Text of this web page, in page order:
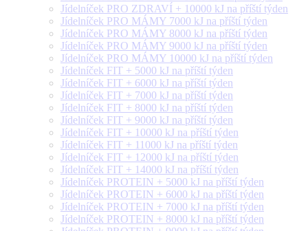
Jídelníček PRO ZDRAVÍ + 10000 kJ na příští týden
Jídelníček PRO MÁMY 7000 kJ na příští týden
Jídelníček PRO MÁMY 8000 kJ na příští týden
Jídelníček PRO MÁMY 9000 kJ na příští týden
Jídelníček PRO MÁMY 10000 kJ na příští týden
Jídelníček FIT + 5000 kJ na příští týden
Jídelníček FIT + 6000 kJ na příští týden
Jídelníček FIT + 7000 kJ na příští týden
Jídelníček FIT + 8000 kJ na příští týden
Jídelníček FIT + 9000 kJ na příští týden
Jídelníček FIT + 10000 kJ na příští týden
Jídelníček FIT + 11000 kJ na příští týden
Jídelníček FIT + 12000 kJ na příští týden
Jídelníček FIT + 14000 kJ na příští týden
Jídelníček PROTEIN + 5000 kJ na příští týden
Jídelníček PROTEIN + 6000 kJ na příští týden
Jídelníček PROTEIN + 7000 kJ na příští týden
Jídelníček PROTEIN + 8000 kJ na příští týden